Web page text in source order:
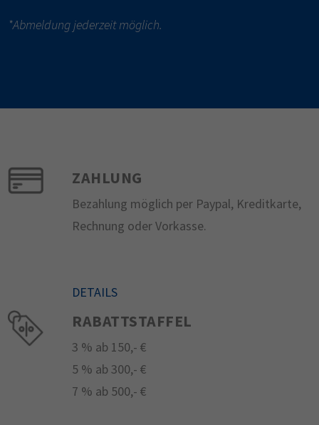
*Abmeldung jederzeit möglich.
ZAHLUNG
Bezahlung möglich per Paypal, Kreditkarte,
Rechnung oder Vorkasse.
DETAILS
RABATTSTAFFEL
3 % ab 150,- €
5 % ab 300,- €
7 % ab 500,- €